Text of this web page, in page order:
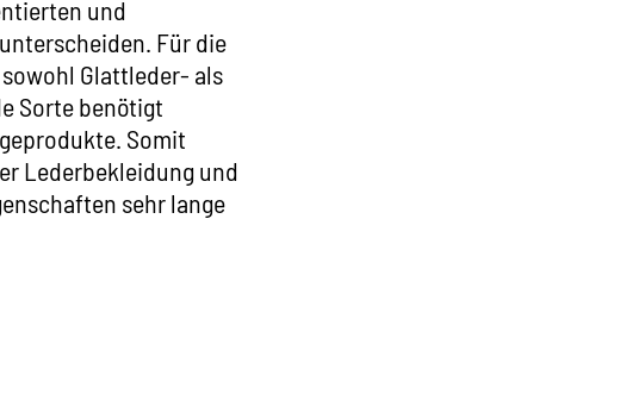
und
Für die
Glattleder- als
Sorte benötigt
Somit
Lederbekleidung und
sehr lange